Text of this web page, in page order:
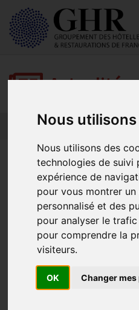
Nous
Nous utilisons des
technologies de suivi
expérience de
pour vous montrer un
personnalisé et des
pour analyser le
pour comprendre la
visiteurs.
OK Changer
Actualités
Edito de Didier
de l’énergie,
des
restaurant,
finances...